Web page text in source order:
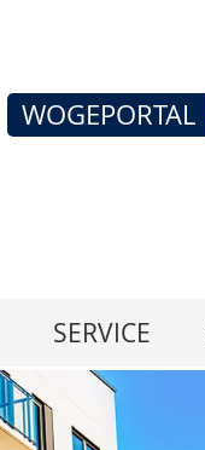
WOGEPORTAL
SERVICE